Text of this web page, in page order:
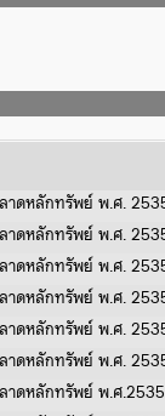
าดหลักทรัพย์ พ.ศ.
าดหลักทรัพย์ พ.ศ.
าดหลักทรัพย์ พ.ศ.
าดหลักทรัพย์ พ.ศ.
าดหลักทรัพย์ พ.ศ.
าดหลักทรัพย์ พ.ศ.
าดหลักทรัพย์ พ.ศ